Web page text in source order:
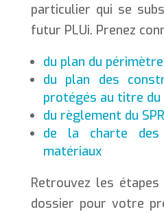
particulier qui se
futur PLUi. Prenez
du plan du périmètre
du plan des
protégés au titre du
du règlement du SPR
de la charte
matériaux
Retrouvez les
dossier pour votre